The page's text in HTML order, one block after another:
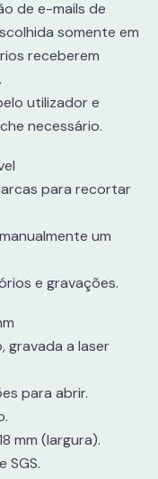
de e-mails de
somente em
receberem
utilizador e
necessário.
para recortar
um
e gravações.
gravada a laser
para abrir.
mm (largura).
SGS.